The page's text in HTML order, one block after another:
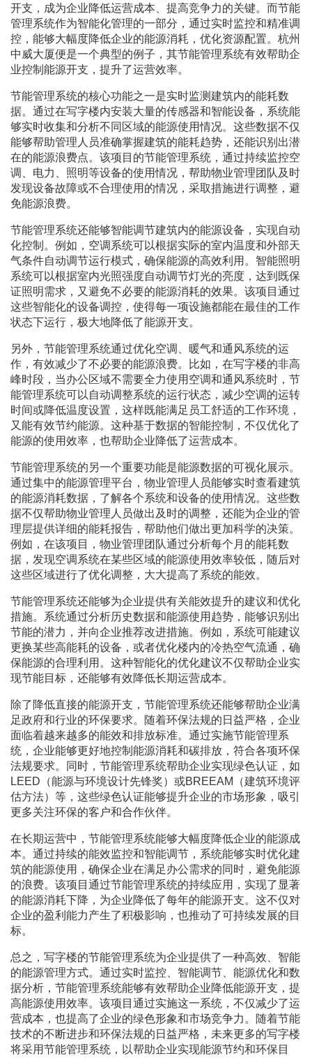
开支，成为企业降低运营成本、提高竞争力的关键。而节能
管理系统作为智能化管理的一部分，通过实时监控和精准调
控，能够大幅度降低企业的能源消耗，优化资源配置。杭州
中威大厦便是一个典型的例子，其节能管理系统有效帮助企
业控制能源开支，提升了运营效率。
节能管理系统的核心功能之一是实时监测建筑内的能耗数
据。通过在写字楼内安装大量的传感器和智能设备，系统能
够实时收集和分析不同区域的能源使用情况。这些数据不仅
能够帮助管理人员准确掌握建筑的能耗趋势，还能识别出潜
在的能源浪费点。该项目的节能管理系统，通过持续监控空
调、电力、照明等设备的使用情况，帮助物业管理团队及时
发现设备故障或不合理使用的情况，采取措施进行调整，避
免能源浪费。
节能管理系统还能够智能调节建筑内的能源设备，实现自动
化控制。例如，空调系统可以根据实际的室内温度和外部天
气条件自动调节运行模式，确保能源的高效利用。智能照明
系统可以根据室内光照强度自动调节灯光的亮度，达到既保
证照明需求，又避免不必要的能源消耗的效果。该项目通过
这些智能化的设备调控，使得每一项设施都能在最佳的工作
状态下运行，极大地降低了能源开支。
另外，节能管理系统通过优化空调、暖气和通风系统的运
作，有效减少了不必要的能源浪费。比如，在写字楼的非高
峰时段，当办公区域不需要全力使用空调和通风系统时，节
能管理系统可以自动调整系统的运行状态，减少空调的运转
时间或降低温度设置，这样既能满足员工舒适的工作环境，
又能有效节约能源。这种基于数据的智能控制，不仅优化了
能源的使用效率，也帮助企业降低了运营成本。
节能管理系统的另一个重要功能是能源数据的可视化展示。
通过集中的能源管理平台，物业管理人员能够实时查看建筑
的能源消耗数据，了解各个系统和设备的使用情况。这些数
据不仅帮助物业管理人员做出及时的调整，还能为企业的管
理层提供详细的能耗报告，帮助他们做出更加科学的决策。
例如，在该项目，物业管理团队通过分析每个月的能耗数
据，发现空调系统在某些区域的能源使用效率较低，随后对
这些区域进行了优化调整，大大提高了系统的能效。
节能管理系统还能够为企业提供有关能效提升的建议和优化
措施。系统通过分析历史数据和能源使用趋势，能够识别出
节能的潜力，并向企业推荐改进措施。例如，系统可能建议
更换某些高能耗的设备，或者优化楼内的冷热空气流通，确
保能源的合理利用。这种智能化的优化建议不仅帮助企业实
现节能目标，还能够有效降低长期运营成本。
除了降低直接的能源开支，节能管理系统还能够帮助企业满
足政府和行业的环保要求。随着环保法规的日益严格，企业
面临着越来越多的能效和排放标准。通过实施节能管理系
统，企业能够更好地控制能源消耗和碳排放，符合各项环保
法规要求。同时，节能管理系统帮助企业实现绿色认证，如
LEED（能源与环境设计先锋奖）或BREEAM（建筑环境评
估方法）等，这些绿色认证能够提升企业的市场形象，吸引
更多关注环保的客户和合作伙伴。
在长期运营中，节能管理系统能够大幅度降低企业的能源成
本。通过持续的能效监控和智能调节，系统能够实时优化建
筑的能源使用，确保企业在满足办公需求的同时，避免能源
的浪费。该项目通过节能管理系统的持续应用，实现了显著
的能源消耗下降，为企业降低了每年的能源开支。这不仅对
企业的盈利能力产生了积极影响，也推动了可持续发展的目
标。
总之，写字楼的节能管理系统为企业提供了一种高效、智能
的能源管理方式。通过实时监控、智能调节、能源优化和数
据分析，节能管理系统能够有效帮助企业降低能源开支，提
高能源使用效率。该项目通过实施这一系统，不仅减少了运
营成本，也提高了企业的绿色形象和市场竞争力。随着节能
技术的不断进步和环保法规的日益严格，未来更多的写字楼
将采用节能管理系统，以帮助企业实现能源节约和环保目